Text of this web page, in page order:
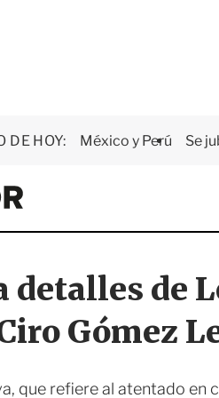
DE HOY: México y Perú Se
E
x
e
i
o
r
de
Gómez
que refiere al atentado en